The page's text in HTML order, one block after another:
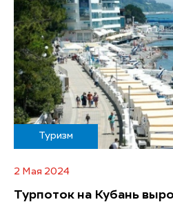
Туризм
2 Мая 2024
Турпоток на Кубань